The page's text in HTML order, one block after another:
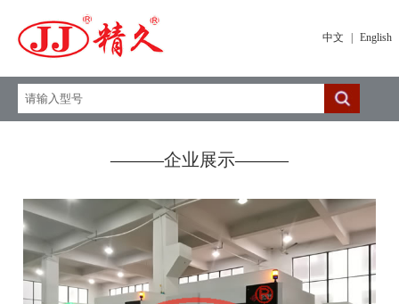
中文 English
———企业展示———